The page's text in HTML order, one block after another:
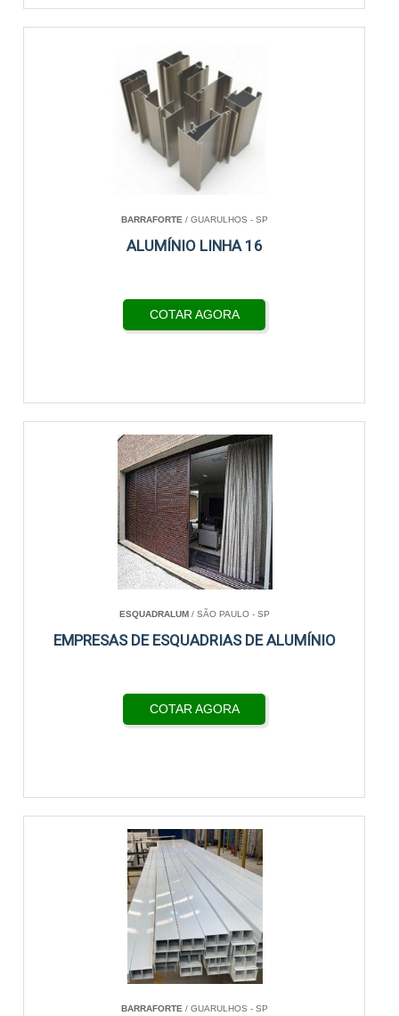
BARRAFORTE / GUARULHOS - SP
ALUMÍNIO LINHA 16
COTAR AGORA
ESQUADRALUM/ SÃO PAULO - SP
EMPRESAS DE ESQUADRIAS DE ALUMÍNIO
COTAR AGORA
BARRAFORTE / GUARULHOS - SP